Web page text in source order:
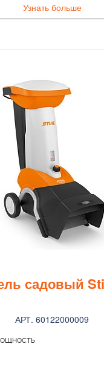
Узнать больше
садовый
АРТ. 60122000009